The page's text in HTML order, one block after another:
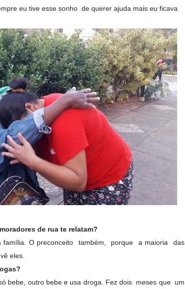
eu tive esse sonho de querer ajuda mais eu ficava
de rua te relatam?
família. O preconceito também, porque a maioria das
eles.
bebe, outro bebe e usa droga. Fez dois meses que um